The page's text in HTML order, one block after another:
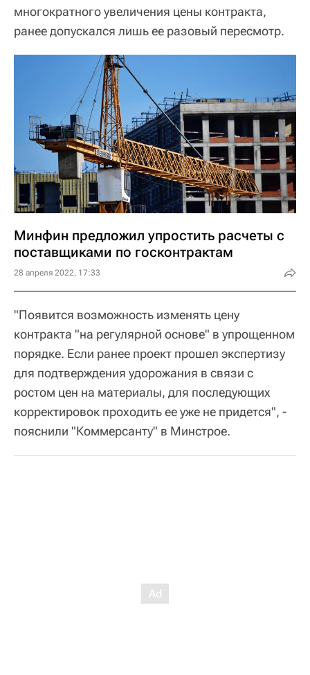
многократного увеличения цены контракта,
ранее допускался лишь ее разовый пересмотр.
Минфин предложил упростить расчеты с
поставщиками по госконтрактам
28 апреля 2022, 17:33
"Появится возможность изменять цену
контракта "на регулярной основе" в упрощенном
порядке. Если ранее проект прошел экспертизу
для подтверждения удорожания в связи с
ростом цен на материалы, для последующих
корректировок проходить ее уже не придется", -
пояснили "Коммерсанту" в Минстрое.